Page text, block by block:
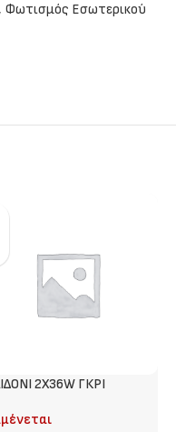
Φωτισμός Εσωτερικού
2Χ36W ΓΚΡΙ